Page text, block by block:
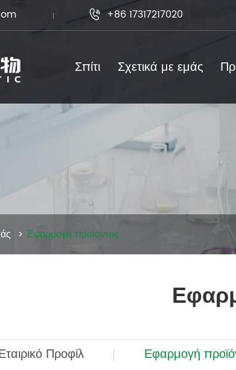
 +86 17317217020
Σπίτι Σχετικά με εμάς
Εφαρμογή προϊόντος
Προφίλ Εφαρμογή